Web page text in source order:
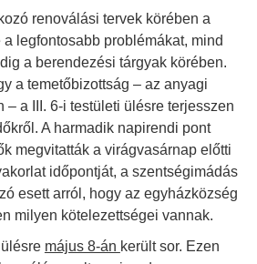
renoválási tervek körében a
legfontosabb problémákat, mind
a berendezési tárgyak körében.
a temetőbizottság – az anyagi
– a III. 6-i testületi ülésre terjesszen
A harmadik napirendi pont
megvitatták a virágvasárnap előtti
időpontját, a szentségimádás
esett arról, hogy az egyházközség
milyen kötelezettségei vannak.
május 8-án került sor. Ezen